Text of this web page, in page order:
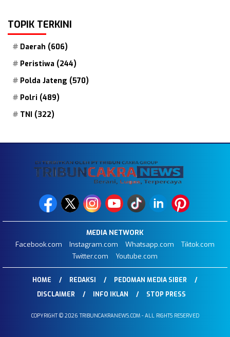
TOPIK TERKINI
Daerah (606)
Peristiwa (244)
Polda Jateng (570)
Polri (489)
TNI (322)
MEDIA NETWORK
Facebook.com
Instagram.com Whatsapp.com
Tiktok.com
Twitter.com
Youtube.com
HOME REDAKSI
PEDOMAN MEDIA SIBER
DISCLAIMER
INFO IKLAN STOP PRESS
COPYRIGHT © 2026 TRIBUNCAKRANEWS.COM - ALL RIGHTS RESERVED